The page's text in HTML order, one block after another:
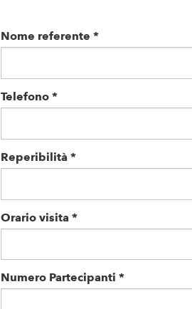
Nome referente *
Telefono *
Reperibilità *
Orario visita *
Numero Partecipanti *